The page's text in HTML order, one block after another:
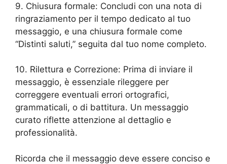
9. Chiusura formale: Concludi con una nota di
ringraziamento per il tempo dedicato al tuo
messaggio, e una chiusura formale come
“Distinti saluti,” seguita dal tuo nome completo.
10. Rilettura e Correzione: Prima di inviare il
messaggio, è essenziale rileggere per
correggere eventuali errori ortografici,
grammaticali, o di battitura. Un messaggio
curato riflette attenzione al dettaglio e
professionalità.
Ricorda che il messaggio deve essere conciso e